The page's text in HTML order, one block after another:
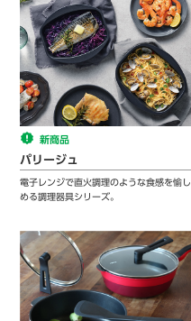
新商品
パリージュ
電子レンジで直火調理のような食感を愉し
める調理器具シリーズ。